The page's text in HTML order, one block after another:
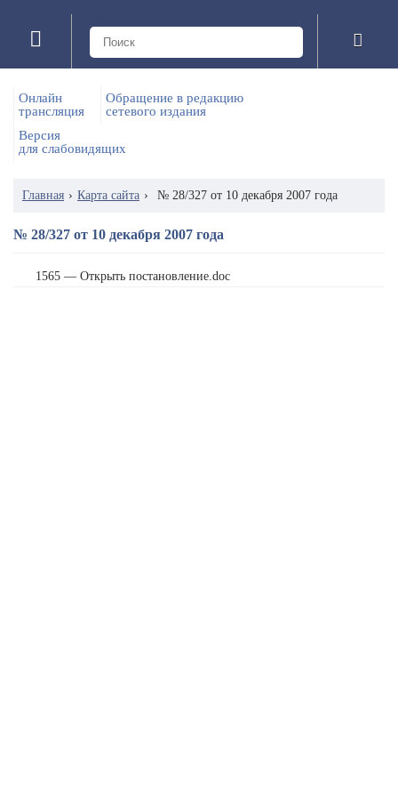
Онлайн
трансляция
Обращение в редакцию
сетевого издания
Версия
для слабовидящих
Главная › Карта сайта › № 28/327 от 10 декабря 2007 года
№ 28/327 от 10 декабря 2007 года
1565 — Открыть постановление.doc